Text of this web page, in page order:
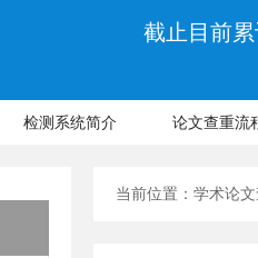
截止目前
检测系统简介 论文查重流
当前位置： 学术论